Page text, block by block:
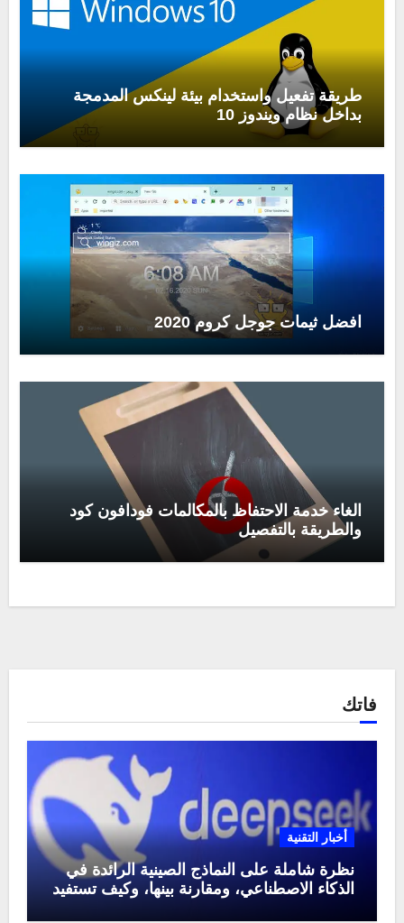
طريقة تفعيل واستخدام بيئة لينكس المدمجة
بداخل نظام ويندوز 10
افضل ثيمات جوجل كروم 2020
الغاء خدمة الاحتفاظ بالمكالمات فودافون كود
والطريقة بالتفصيل
فاتك
أخبار التقنية
نظرة شاملة على النماذج الصينية الرائدة في
الذكاء الاصطناعي، ومقارنة بينها، وكيف تستفيد